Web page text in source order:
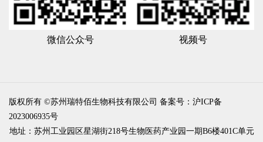
微信公众号 视频号
版权所有 ©苏州瑞特佰生物科技有限公司 备案号：沪ICP备
2023006935号
地址：苏州工业园区星湖街218号生物医药产业园一期B6楼401C单元